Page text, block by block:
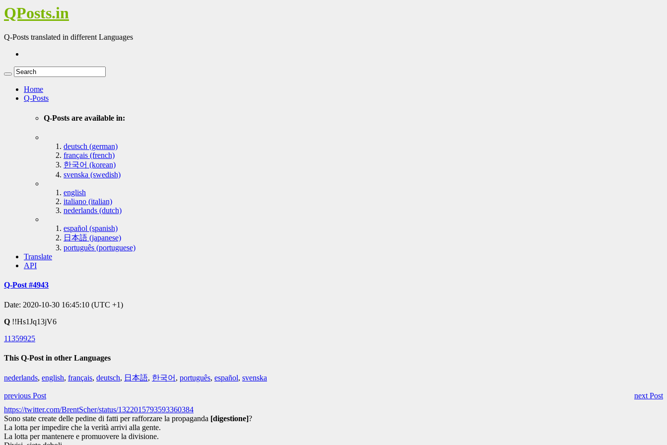
QPosts.in
Q-Posts translated in different Languages
Home
Q-Posts
Q-Posts are available in:
deutsch (german)
français (french)
한국어 (korean)
svenska (swedish)
english
italiano (italian)
nederlands (dutch)
español (spanish)
日本語 (japanese)
português (portuguese)
Translate
API
Q-Post #4943
Date: 2020-10-30 16:45:10 (UTC +1)
Q !!Hs1Jq13jV6
11359925
This Q-Post in other Languages
nederlands, english, français, deutsch, 日本語, 한국어 , português, español, svenska
previous Post
next Post
https://twitter.com/BrentScher/status/1322015793593360384
Sono state create delle pedine di fatti per rafforzare la propaganda [digestione]?
La lotta per impedire che la verità arrivi alla gente.
La lotta per mantenere e promuovere la divisione.